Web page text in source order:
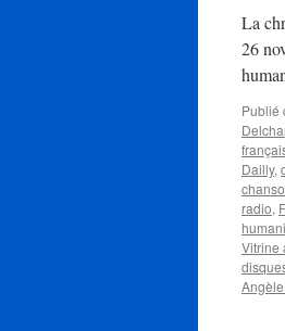
La
26
Publié
Dailly,
radio,
Vitrine